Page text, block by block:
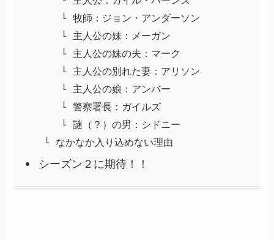
牧師：ジョン・アンダーソン
主人公の妹：メーガン
主人公の妹の夫：マーク
主人公の別れた妻：アリソン
主人公の娘：アンバー
警察署長：ガイルズ
謎（？）の男：シドニー
なかなか入り込めない理由
シーズン２に期待！！